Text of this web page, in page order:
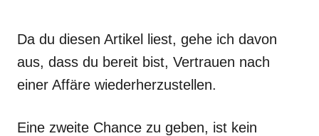
Da du diesen Artikel liest, gehe ich davon
aus, dass du bereit bist, Vertrauen nach
einer Affäre wiederherzustellen.
Eine zweite Chance zu geben, ist kein